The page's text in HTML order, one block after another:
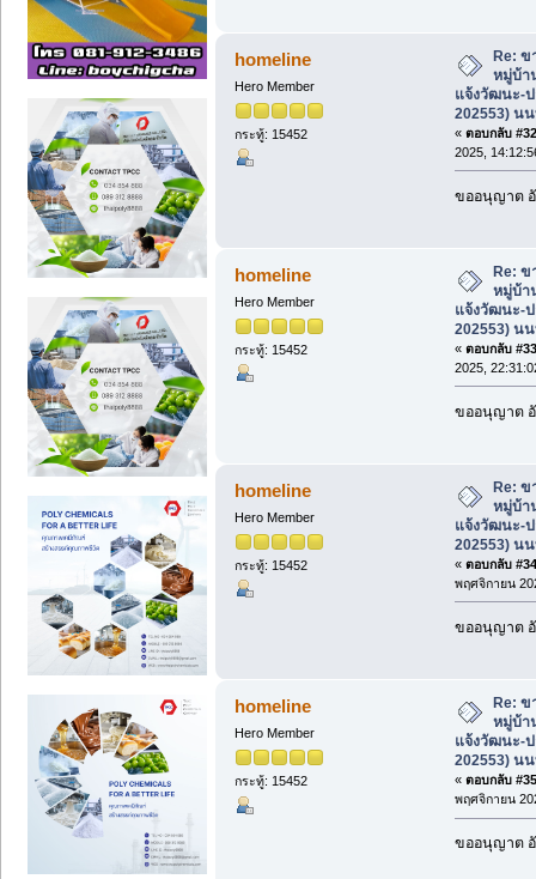
homeline
Hero Member
กระทู้: 15452
Re: ข
หมู่บ้า
แจ้งวัฒนะ-ป
202553) น
« ตอบกลับ
2025,
ขออนุญาต
homeline
Hero Member
กระทู้: 15452
Re: ข
หมู่บ้า
แจ้งวัฒนะ-ป
202553) น
« ตอบกลับ
2025,
ขออนุญาต
homeline
Hero Member
กระทู้: 15452
Re: ข
หมู่บ้า
แจ้งวัฒนะ-ป
202553) น
« ตอบกลับ
พฤศจิกายน
ขออนุญาต
homeline
Hero Member
กระทู้: 15452
Re: ข
หมู่บ้า
แจ้งวัฒนะ-ป
202553) น
« ตอบกลับ
พฤศจิกายน
ขออนุญาต